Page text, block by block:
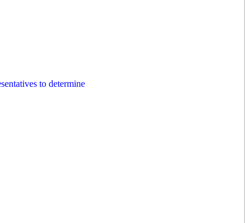
to determine